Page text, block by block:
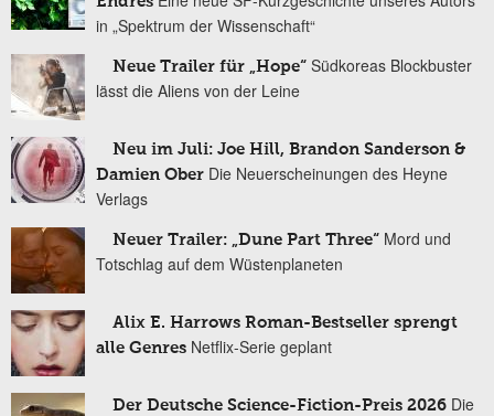
in „Spektrum der Wissenschaft“
Neue Trailer für „Hope“ Südkoreas Blockbuster
lässt die Aliens von der Leine
Neu im Juli: Joe Hill, Brandon Sanderson &
Damien Ober Die Neuerscheinungen des Heyne
Verlags
Neuer Trailer: „Dune Part Three“ Mord und
Totschlag auf dem Wüstenplaneten
Alix E. Harrows Roman-Bestseller sprengt
alle Genres Netflix-Serie geplant
Der Deutsche Science-Fiction-Preis 2026 Die